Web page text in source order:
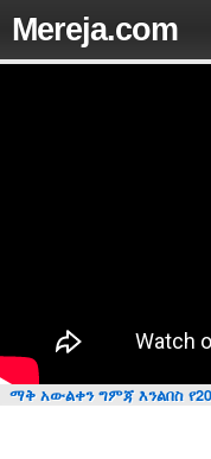
Mereja.com
ማቅ አውልቀን ግምጃ እንልበስ